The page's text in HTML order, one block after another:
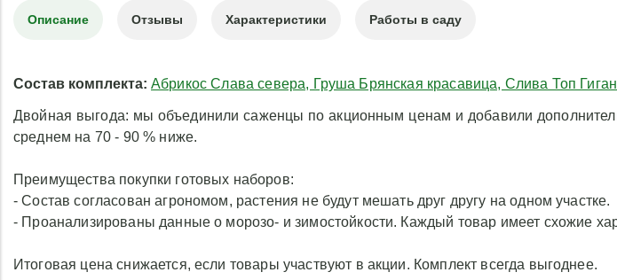
Описание Отзывы Характеристики Работы в саду
Состав комплекта: Абрикос Слава севера, Груша Брянская красавица, Слива Топ
Двойная выгода: мы объединили саженцы по акционным ценам и добавили
среднем на 70 - 90 % ниже.
Преимущества покупки готовых наборов:
- Состав согласован агрономом, растения не будут мешать друг другу на одном участке.
- Проанализированы данные о морозо- и зимостойкости. Каждый товар имеет схожие
Итоговая цена снижается, если товары участвуют в акции. Комплект всегда выгоднее.